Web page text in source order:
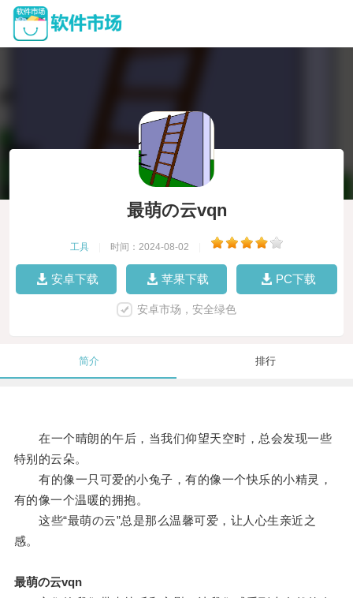
最萌の云vqn
工具 时间：2024-08-02
安卓下载 苹果下载 PC下载
安卓市场，安全绿色
简介 排行
在一个晴朗的午后，当我们仰望天空时，总会发现一些
特别的云朵。
有的像一只可爱的小兔子，有的像一个快乐的小精灵，
有的像一个温暖的拥抱。
这些“最萌の云”总是那么温馨可爱，让人心生亲近之
感。
最萌の云vqn